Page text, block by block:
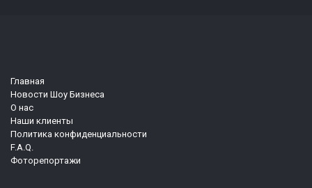
Главная
Новости Шоу Бизнеса
О нас
Наши клиенты
Политика конфиденциальности
F.A.Q.
Фоторепортажи